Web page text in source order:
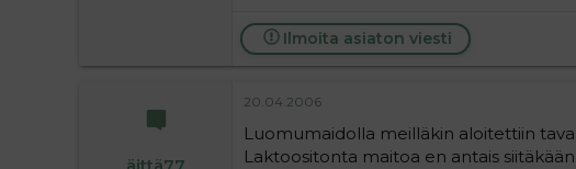
Ilmoita asiaton viesti
20.04.2006
Luomumaidolla meilläkin aloitettiin
Laktoositonta maitoa en antais